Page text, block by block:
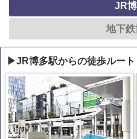
JR
地下
▶JR博多駅からの徒歩ルート